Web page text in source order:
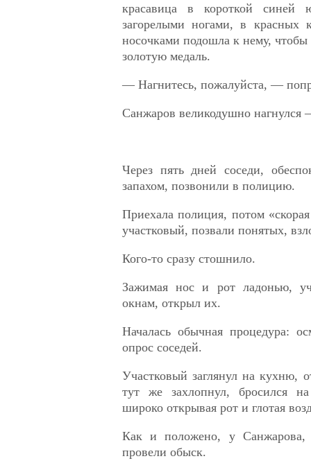
красавица в короткой синей
загорелыми ногами, в красных
носочками подошла к нему, чтобы
золотую медаль.
— Нагнитесь, пожалуйста, —
Санжаров великодушно нагнулся
Через пять дней соседи,
запахом, позвонили в полицию.
Приехала полиция, потом
участковый, позвали понятых,
Кого-то сразу стошнило.
Зажимая нос и рот ладонью,
окнам, открыл их.
Началась обычная процедура:
опрос соседей.
Участковый заглянул на кухню,
тут же захлопнул, бросился
широко открывая рот и глотая
Как и положено, у Санжарова,
провели обыск.